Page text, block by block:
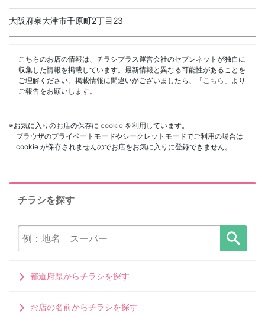
大阪府泉大津市千原町2丁目23
こちらのお店の情報は、チラシプラス運営会社のセブンネットが独自に
収集した情報を掲載しています。最新情報と異なる可能性があることを
ご理解ください。掲載情報に間違いがございましたら、「 こちら 」より
ご報告をお願いします。
※お気に入りのお店の保存に cookie を利用しています。
ブラウザのプライベートモードやシークレットモードでご利用の場合は
cookie が保存されませんのでお店をお気に入りに登録できません。
チラシを探す
都道府県からチラシを探す
お店の名前からチラシを探す